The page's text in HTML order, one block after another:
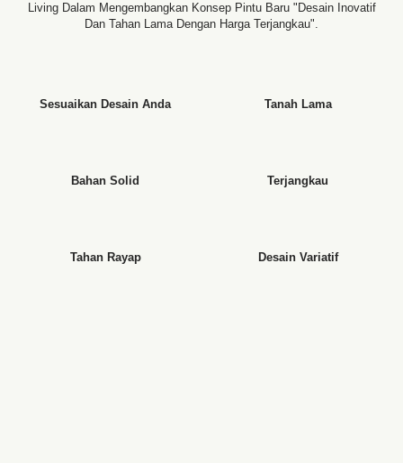
Living Dalam Mengembangkan Konsep Pintu Baru "desain Inovatif
Dan Tahan Lama Dengan Harga Terjangkau".
Sesuaikan Desain Anda Tanah Lama
Bahan Solid Terjangkau
Tahan Rayap Desain Variatif